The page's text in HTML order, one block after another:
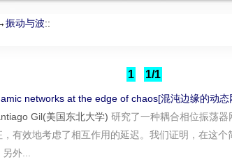
振动与波::
1
1/1
networks at the edge of chaos[混沌边缘的动态
Gil(美国东北大学) 研究了一种耦合相位振荡
，有效地考虑了相互作用的延迟。我们证明，在这
外...